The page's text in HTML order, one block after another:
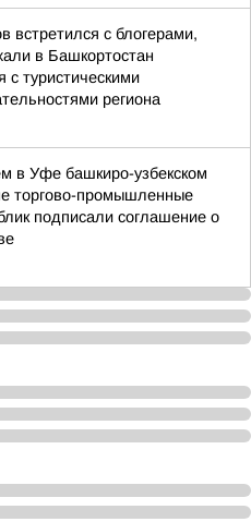
встретился с блогерами,
в Башкортостан
с туристическими
региона
в Уфе башкиро-узбекском
торгово-промышленные
подписали соглашение о